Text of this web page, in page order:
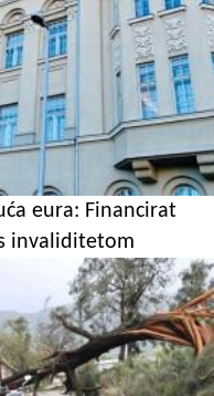
eura: Financirat
invaliditetom